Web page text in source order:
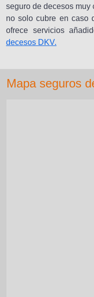
seguro de decesos muy
no solo cubre en caso
ofrece servicios
decesos DKV.
Mapa seguros